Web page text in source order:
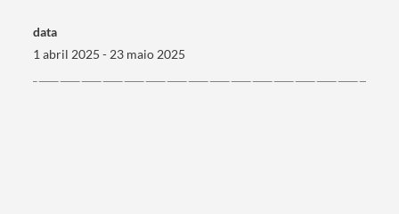
Termo de Pesquisa
data
1 abril 2025 - 23 maio 2025